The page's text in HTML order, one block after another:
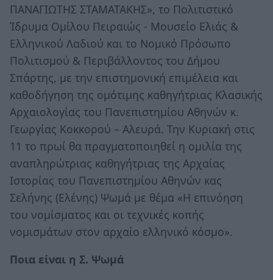
ΠΑΝΑΓΙΩΤΗΣ ΣΤΑΜΑΤΑΚΗΣ», το Πολιτιστικό
Ίδρυμα Ομίλου Πειραιώς - Μουσείο Ελιάς &
Ελληνικού Λαδιού και το Νομικό Πρόσωπο
Πολιτισμού & Περιβάλλοντος του Δήμου
Σπάρτης, με την επιστημονική επιμέλεια και
καθοδήγηση της ομότιμης καθηγήτριας Κλασικής
Αρχαιολογίας του Πανεπιστημίου Αθηνών κ.
Γεωργίας Κοκκορού – Αλευρά. Την Κυριακή στις
11 το πρωί θα πραγματοποιηθεί η ομιλία της
αναπληρώτριας καθηγήτριας της Αρχαίας
Ιστορίας του Πανεπιστημίου Αθηνών κας
Σελήνης (Ελένης) Ψωμά με θέμα «Η επινόηση
του νομίσματος και οι τεχνικές κοπής
νομισμάτων στον αρχαίο ελληνικό κόσμο».
Ποια είναι η Σ. Ψωμά